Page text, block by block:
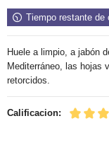
Tiempo restante de
Huele a limpio, a jabón
Mediterráneo, las hojas
retorcidos.
Calificacion: